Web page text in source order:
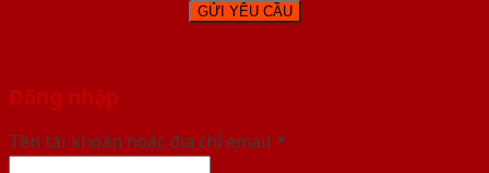
Đăng nhập
Tên tài khoản hoặc địa chỉ email *